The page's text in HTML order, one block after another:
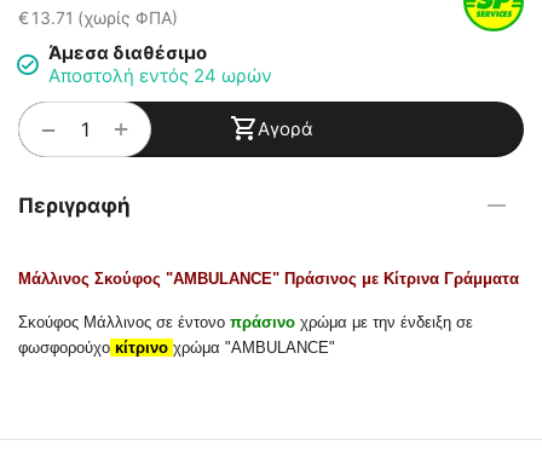
€13.71 (χωρίς ΦΠΑ)
Άμεσα διαθέσιμο
Αποστολή εντός 24 ωρών
+
− Αγορά
Περιγραφή
Μάλλινος Σκούφος "AMBULANCE" Πράσινος με Κίτρινα Γράμματα
Σκούφος Μάλλινος σε έντονο πράσινο χρώμα με την ένδειξη σε
φωσφορούχο κίτρινο χρώμα "AMBULANCE"